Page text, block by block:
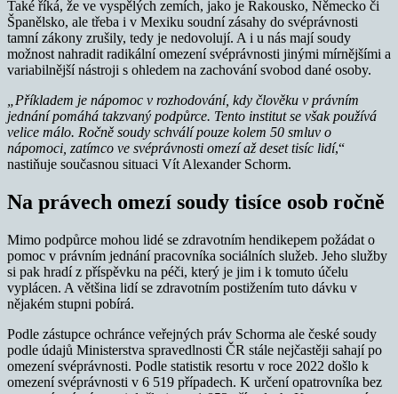
Také říká, že ve vyspělých zemích, jako je Rakousko, Německo či
Španělsko, ale třeba i v Mexiku soudní zásahy do svéprávnosti
tamní zákony zrušily, tedy je nedovolují. A i u nás mají soudy
možnost nahradit radikální omezení svéprávnosti jinými mírnějšími a
variabilnější nástroji s ohledem na zachování svobod dané osoby.
„Příkladem je nápomoc v rozhodování, kdy člověku v právním
jednání pomáhá takzvaný podpůrce. Tento institut se však používá
velice málo. Ročně soudy schválí pouze kolem 50 smluv o
nápomoci, zatímco ve svéprávnosti omezí až deset tisíc lidí,“
nastiňuje současnou situaci Vít Alexander Schorm.
Na právech omezí soudy tisíce osob ročně
Mimo podpůrce mohou lidé se zdravotním hendikepem požádat o
pomoc v právním jednání pracovníka sociálních služeb. Jeho služby
si pak hradí z příspěvku na péči, který je jim i k tomuto účelu
vyplácen. A většina lidí se zdravotním postižením tuto dávku v
nějakém stupni pobírá.
Podle zástupce ochránce veřejných práv Schorma ale české soudy
podle údajů Ministerstva spravedlnosti ČR stále nejčastěji sahají po
omezení svéprávnosti. Podle statistik resortu v roce 2022 došlo k
omezení svéprávnosti v 6 519 případech. K určení opatrovníka bez